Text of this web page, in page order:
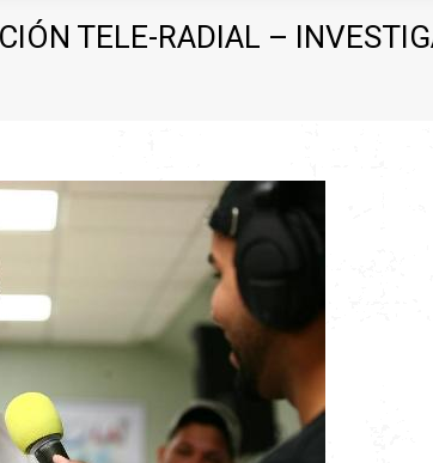
TELE-RADIAL –